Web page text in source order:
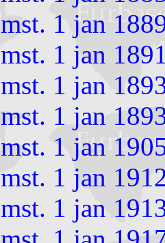
1 jan
1 jan
1 jan
1 jan
1 jan
1 jan
1 jan